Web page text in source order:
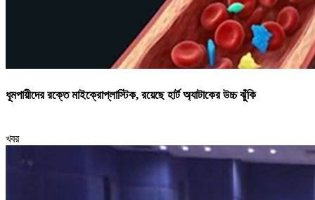
ধূমপায়ীদের রক্তে মাইক্রোপ্লাস্টিক, রয়েছে হার্ট অ্যাটাকের উচ্চ ঝুঁকি
খবর